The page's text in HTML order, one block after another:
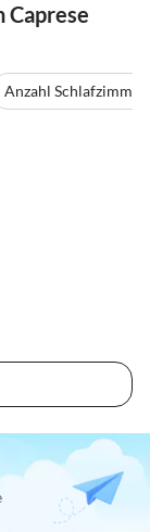
Caprese
Anzahl Schlafzimmer